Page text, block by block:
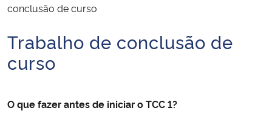
Ministério da Infraestrutura
conclusão de curso
Início do conteúdo
Trabalho de conclusão de
curso
O que fazer antes de iniciar o TCC 1?